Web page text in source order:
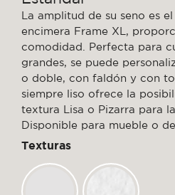
La amplitud de su seno es
encimera Frame XL,
comodidad. Perfecta para
grandes, se puede
o doble, con faldón y con
siempre liso ofrece la
textura Lisa o Pizarra para
Disponible para mueble o
Texturas